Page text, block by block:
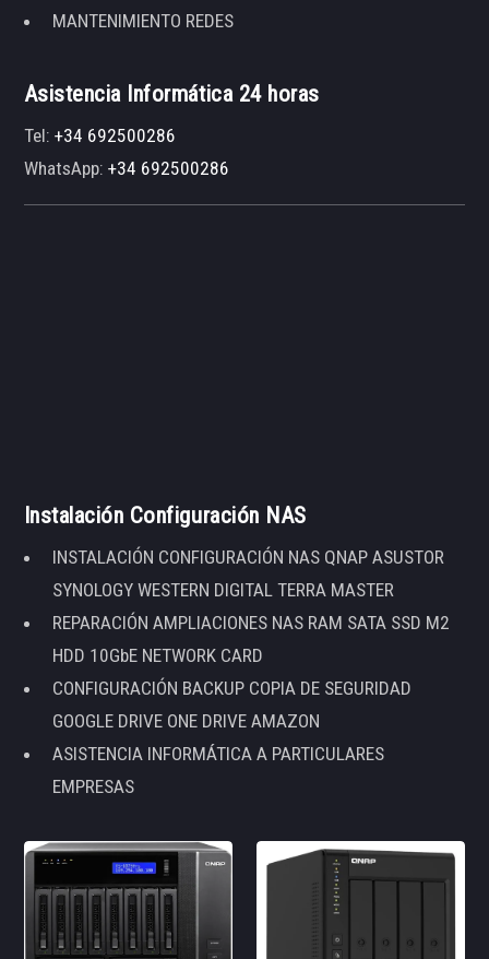
MANTENIMIENTO REDES
Asistencia Informática 24 horas
Tel:+34 692500286
WhatsApp:+34 692500286
Instalación Configuración NAS
INSTALACIÓN CONFIGURACIÓN NAS QNAP ASUSTOR
SYNOLOGY WESTERN DIGITAL TERRA MASTER
REPARACIÓN AMPLIACIONES NAS RAM SATA SSD M2
HDD 10GbE NETWORK CARD
CONFIGURACIÓN BACKUP COPIA DE SEGURIDAD
GOOGLE DRIVE ONE DRIVE AMAZON
ASISTENCIA INFORMÁTICA A PARTICULARES
EMPRESAS